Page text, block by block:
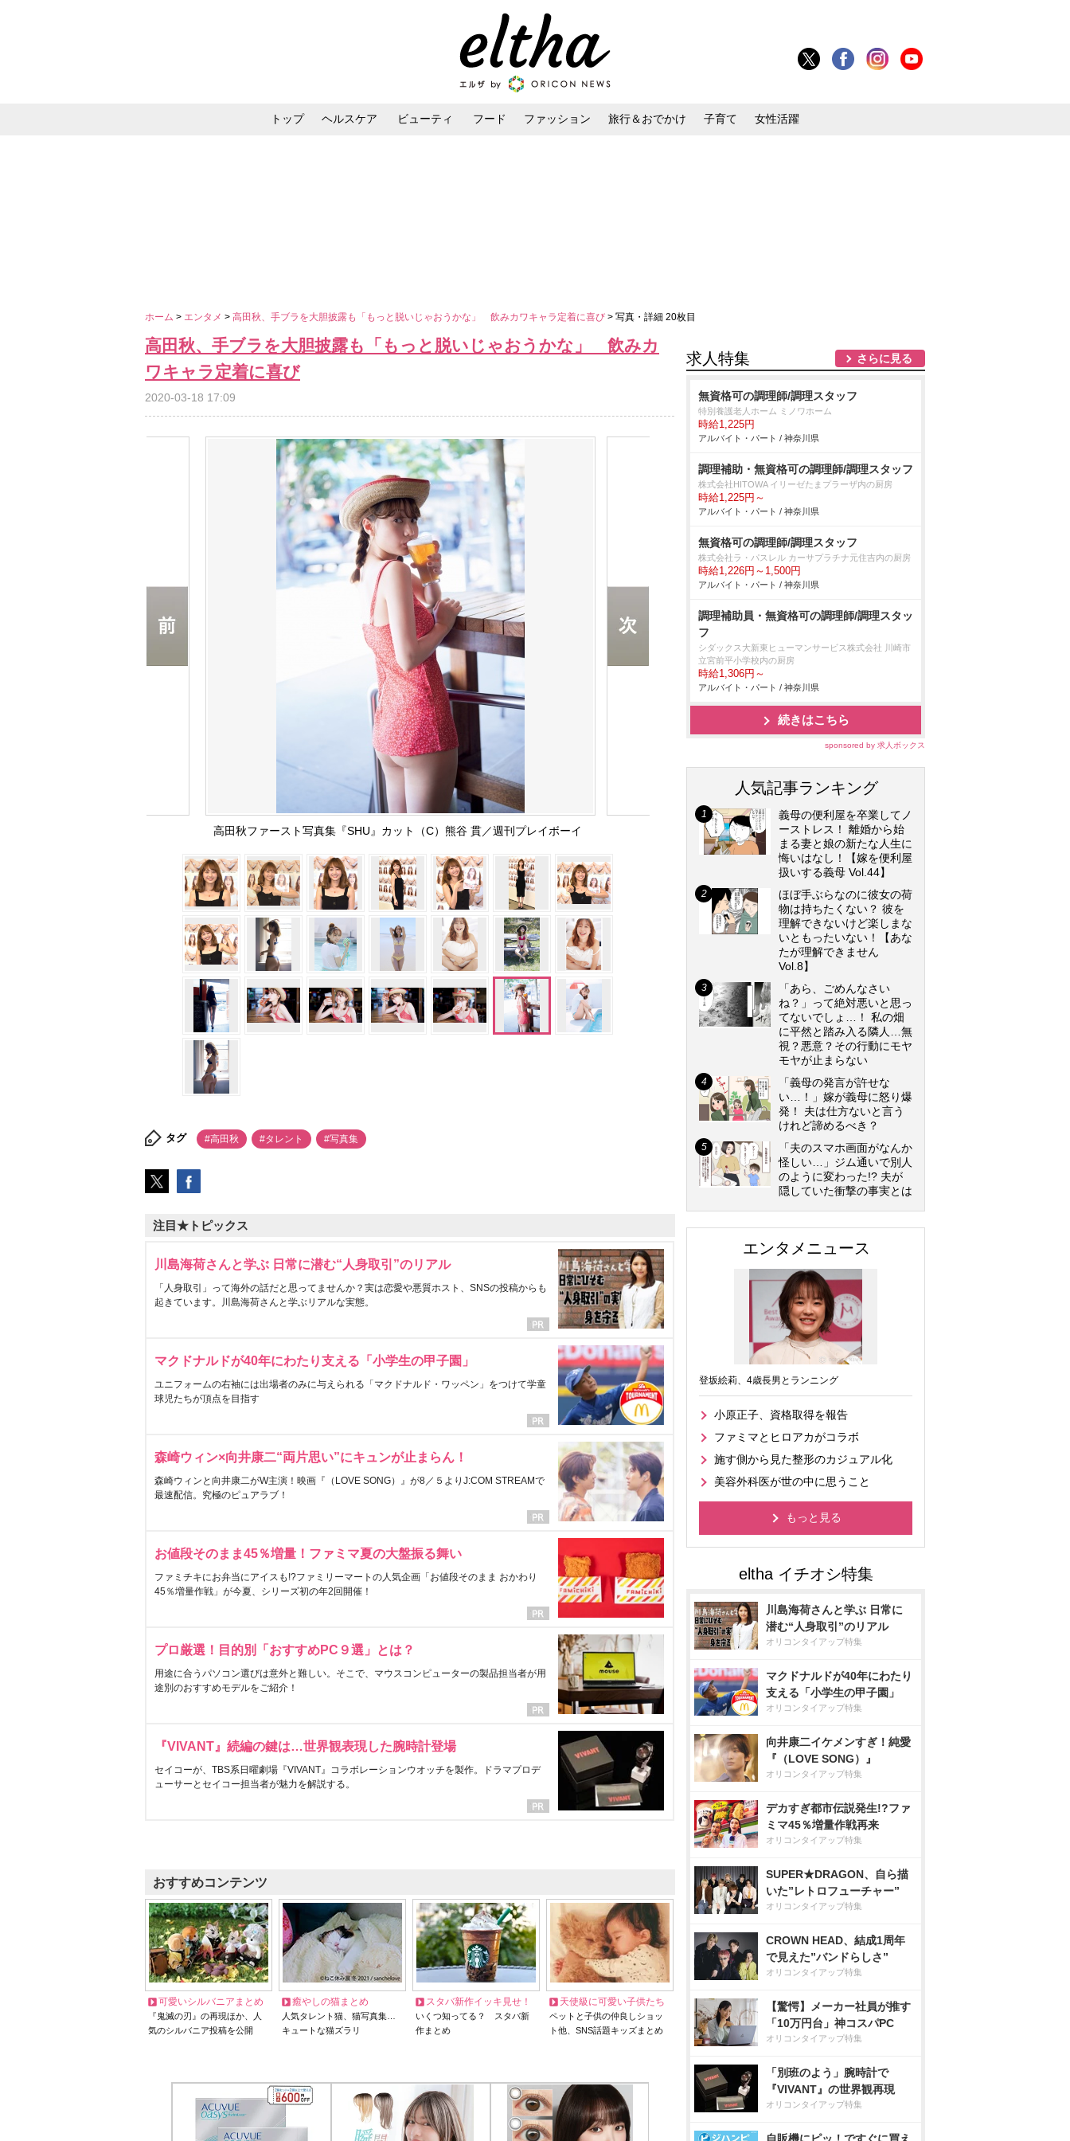
トップ ヘルスケア ビューティ フード ファッション 旅行＆おでかけ 子育て 女性活躍
ホーム > エンタメ > 高田秋、手ブラを大胆披露も「もっと脱いじゃおうかな」 飲みカワキャラ定着に喜び > 写真・詳細 20枚目
高田秋、手ブラを大胆披露も「もっと脱いじゃおうかな」 飲みカ
ワキャラ定着に喜び
2020-03-18 17:09
高田秋ファースト写真集『SHU』カット（C）熊谷 貫／週刊プレイボーイ
タグ #高田秋 #タレント #写真集
注目★トピックス
川島海荷さんと学ぶ 日常に潜む“人身取引”のリアル
「人身取引」って海外の話だと思ってませんか？実は恋愛や悪質ホスト、SNSの投稿からも
起きています。川島海荷さんと学ぶリアルな実態。
マクドナルドが40年にわたり支える「小学生の甲子園」
ユニフォームの右袖には出場者のみに与えられる「マクドナルド・ワッペン」をつけて学童
球児たちが頂点を目指す
森崎ウィン×向井康二“両片思い”にキュンが止まらん！
森崎ウィンと向井康二がW主演！映画『（LOVE SONG）』が8／５よりJ:COM STREAMで
最速配信。究極のピュアラブ！
お値段そのまま45％増量！ファミマ夏の大盤振る舞い
ファミチキにお弁当にアイスも!?ファミリーマートの人気企画「お値段そのまま おかわり
45％増量作戦」が今夏、シリーズ初の年2回開催！
プロ厳選！目的別「おすすめPC９選」とは？
用途に合うパソコン選びは意外と難しい。そこで、マウスコンピューターの製品担当者が用
途別のおすすめモデルをご紹介！
『VIVANT』続編の鍵は…世界観表現した腕時計登場
セイコーが、TBS系日曜劇場『VIVANT』コラボレーションウオッチを製作。ドラマプロデ
ューサーとセイコー担当者が魅力を解説する。
おすすめコンテンツ
可愛いシルバニアまとめ
『鬼滅の刃』の再現ほか、人
気のシルバニア投稿を公開
癒やしの猫まとめ
人気タレント猫、猫写真集…
キュートな猫ズラリ
スタバ新作イッキ見せ！
いくつ知ってる？ スタバ新
作まとめ
天使級に可愛い子供たち
ペットと子供の仲良しショッ
ト他、SNS話題キッズまとめ
求人特集 さらに見る
無資格可の調理師/調理スタッフ
特別養護老人ホーム ミノワホーム
時給1,225円
アルバイト・パート / 神奈川県
調理補助・無資格可の調理師/調理スタッフ
株式会社HITOWA イリーゼたまプラーザ内の厨房
時給1,225円～
アルバイト・パート / 神奈川県
無資格可の調理師/調理スタッフ
株式会社ラ・パスレル カーサプラチナ元住吉内の厨房
時給1,226円～1,500円
アルバイト・パート / 神奈川県
調理補助員・無資格可の調理師/調理スタッ
フ
シダックス大新東ヒューマンサービス株式会社 川崎市
立宮前平小学校内の厨房
時給1,306円～
アルバイト・パート / 神奈川県
続きはこちら
sponsored by 求人ボックス
人気記事ランキング
義母の便利屋を卒業してノ
ーストレス！ 離婚から始
まる妻と娘の新たな人生に
悔いはなし！【嫁を便利屋
扱いする義母 Vol.44】
ほぼ手ぶらなのに彼女の荷
物は持ちたくない？ 彼を
理解できないけど楽しまな
いともったいない！【あな
たが理解できません
Vol.8】
「あら、ごめんなさい
ね？」って絶対悪いと思っ
てないでしょ…！ 私の畑
に平然と踏み入る隣人…無
視？悪意？その行動にモヤ
モヤが止まらない
「義母の発言が許せな
い…！」嫁が義母に怒り爆
発！ 夫は仕方ないと言う
けれど諦めるべき？
「夫のスマホ画面がなんか
怪しい…」ジム通いで別人
のように変わった!? 夫が
隠していた衝撃の事実とは
エンタメニュース
登坂絵莉、4歳長男とランニング
小原正子、資格取得を報告
ファミマとヒロアカがコラボ
施す側から見た整形のカジュアル化
美容外科医が世の中に思うこと
もっと見る
川島海荷さんと学ぶ 日常に
潜む“人身取引”のリアル
オリコンタイアップ特集
マクドナルドが40年にわたり
支える「小学生の甲子園」
オリコンタイアップ特集
向井康二イケメンすぎ！純愛
『（LOVE SONG）』
オリコンタイアップ特集
デカすぎ都市伝説発生!?ファ
ミマ45％増量作戦再来
オリコンタイアップ特集
SUPER★DRAGON、自ら描
いた”レトロフューチャー”
オリコンタイアップ特集
CROWN HEAD、結成1周年
で見えた”バンドらしさ”
オリコンタイアップ特集
【驚愕】メーカー社員が推す
「10万円台」神コスパPC
オリコンタイアップ特集
「別班のよう」腕時計で
『VIVANT』の世界観再現
オリコンタイアップ特集